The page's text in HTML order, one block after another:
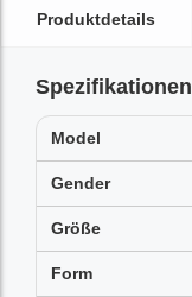
Produktdetails
Spezifikationen
Model
Gender
Größe
Form